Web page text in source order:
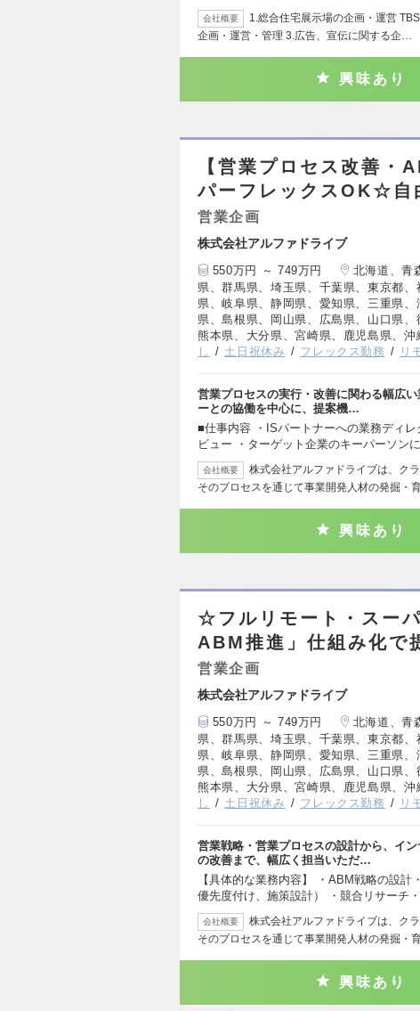
会社概要
1.総合住宅展示場の企画・運営
企画・運営・管理 3.広告、宣伝に関する企…
興味あり
【営業プロセス改善・
パーフレックスOK☆自
営業企画
株式会社アルファドライブ
550万円 ～ 749万円
北海道、青
県、群馬県、埼玉県、千葉県、東京都
県、岐阜県、静岡県、愛知県、三重県
県、島根県、岡山県、広島県、山口県
熊本県、大分県、宮崎県、鹿児島県、沖
し
土日祝休み フレックス勤務 リ
営業プロセスの実行・改善に関わる幅広
ーとの協働を中心に、提案機…
■仕事内容 ・ISパートナーへの業務ディ
ビュー ・ターゲット企業のキーパーソン
会社概要
株式会社アルファドライブは、ク
そのプロセスを通じて事業開発人材の発掘・
興味あり
☆フルリモート・スー
ABM推進」仕組み化で
営業企画
株式会社アルファドライブ
550万円 ～ 749万円
北海道、青
県、群馬県、埼玉県、千葉県、東京都
県、岐阜県、静岡県、愛知県、三重県
県、島根県、岡山県、広島県、山口県
熊本県、大分県、宮崎県、鹿児島県、沖
し
土日祝休み フレックス勤務 リ
営業戦略・営業プロセスの設計から、イ
の改善まで、幅広く担当いただ…
【具体的な業務内容】 ・ABM戦略の設計
優先度付け、施策設計） ・競合リサーチ
会社概要
株式会社アルファドライブは、ク
そのプロセスを通じて事業開発人材の発掘・
興味あり